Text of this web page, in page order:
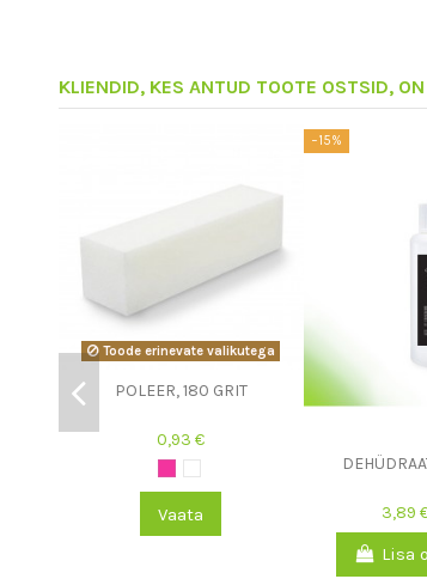
KLIENDID, KES ANTUD TOOTE OSTSID,
Toode erinevate valikutega
POLEER, 180 GRIT
0,93 €
Vaata
−15%
3,89
Lisa